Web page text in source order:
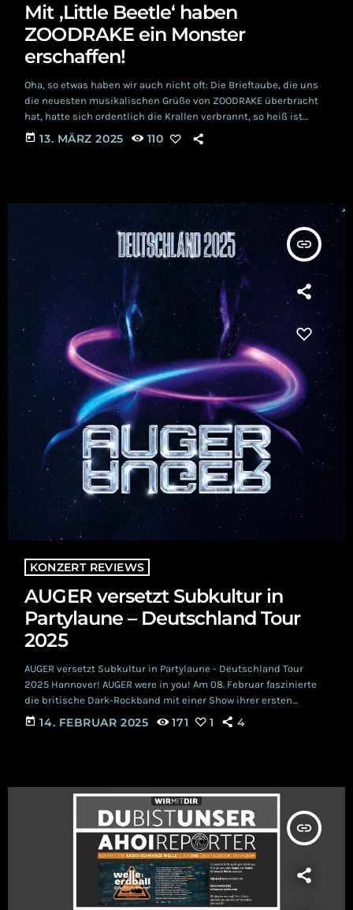
Mit ‚Little Beetle‘ haben
ZOODRAKE ein Monster
erschaffen!
Oha, so etwas haben wir auch nicht oft: Die Brieftaube, die uns
die neuesten musikalischen Grüße von ZOODRAKE überbracht
hat, hatte sich ordentlich die Krallen verbrannt, so heiß ist
'Little Beetle'! Am heutigen Freitag erscheint damit nach
'Headradio' bereits die zweite Single zum im Herbst zu
ineinander […]
today 13. MÄRZ 2025 110
insert_link
KONZERT REVIEWS
AUGER versetzt Subkultur in
Partylaune – Deutschland Tour
2025
AUGER versetzt Subkultur in Partylaune - Deutschland Tour
2025 Hannover! AUGER were in you! Am 08. Februar faszinierte
die britische Dark-Rockband mit einer Show ihrer ersten
Headliner-Tour in Deutschland die Subkultur. Die Tour wurde
am vorherigen Tag in Oberhausen gestartet. Als Support heizte
today 14. FEBRUAR 2025 171 1 4
insert_link